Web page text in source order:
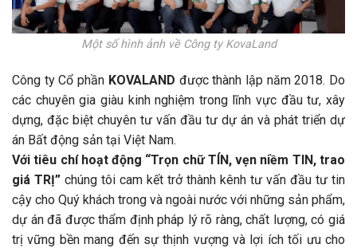
Một số hình ảnh về Công ty KovaLand
Công ty Cổ phần KOVALAND được thành lập năm 2018. Do
các chuyên gia giàu kinh nghiệm trong lĩnh vực đầu tư, xây
dựng, đặc biệt chuyên tư vấn đầu tư dự án và phát triển dự
án Bất động sản tại Việt Nam.
Với tiêu chí hoạt động “Trọn chữ TÍN, vẹn niềm TIN, trao
giá TRỊ” chúng tôi cam kết trở thành kênh tư vấn đầu tư tin
cậy cho Quý khách trong và ngoài nước với những sản phẩm,
dự án đã được thẩm định pháp lý rõ ràng, chất lượng, có giá
trị vững bền mang đến sự thịnh vượng và lợi ích tối ưu cho